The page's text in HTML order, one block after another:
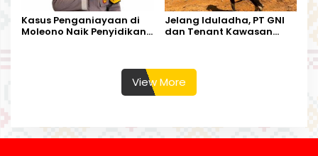
Kasus Penganiayaan di
Moleono Naik Penyidikan,
Jelang Iduladha, PT GNI
dan Tenant Kawasan
View More